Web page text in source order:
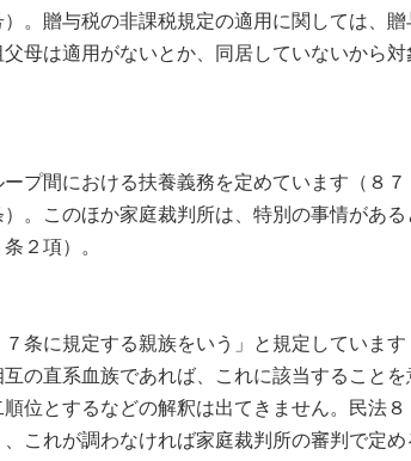
。贈与税の非課税規定の適用に関しては、
母は適用がないとか、同居していないから
間における扶養義務を定めています（８
。このほか家庭裁判所は、特別の事情があ
２項）。
条に規定する親族をいう」と規定していま
の直系血族であれば、これに該当すること
位とするなどの解釈は出てきません。民法
これが調わなければ家庭裁判所の審判で定め